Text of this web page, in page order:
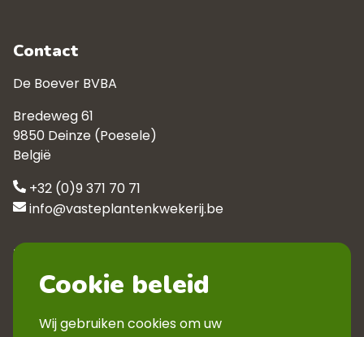
Contact
De Boever BVBA
Bredeweg 61
9850 Deinze (Poesele)
België
+32 (0)9 371 70 71
info@vasteplantenkwekerij.be
Klantenservice
Contact
Veelgestelde vragen
Cookie beleid
Wij gebruiken cookies om uw